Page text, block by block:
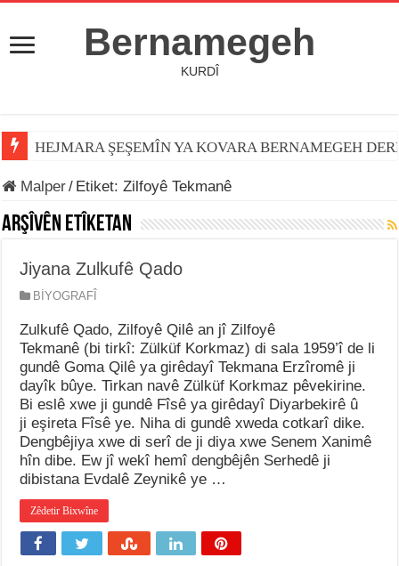
Bernamegeh
KURDÎ
HEJMARA ŞEŞEMÎN YA KOVARA BERNAMEGEH
Malper/ Etiket:Zilfoyê Tekmanê
Arşîvên Etîketan
Jiyana Zulkufê Qado
BİYOGRAFÎ
Zulkufê Qado, Zilfoyê Qilê an jî Zilfoyê
Tekmanê (bi tirkî: Zülküf Korkmaz) di sala 1959’î de li
gundê Goma Qilê ya girêdayî Tekmana Erzîromê ji
dayîk bûye. Tirkan navê Zülküf Korkmaz pêvekirine.
Bi eslê xwe ji gundê Fîsê ya girêdayî Diyarbekirê û
ji eşireta Fîsê ye. Niha di gundê xweda cotkarî dike.
Dengbêjiya xwe di serî de ji diya xwe Senem Xanimê
hîn dibe. Ew jî wekî hemî dengbêjên Serhedê ji
dibistana Evdalê Zeynikê ye …
Zêdetir Bixwîne